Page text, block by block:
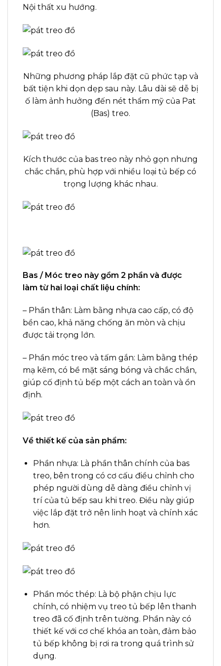
Nội thất xu hướng.
Những phương pháp lắp đặt cũ phức tạp và
bất tiện khi dọn dẹp sau này. Lâu dài sẽ dễ bị
ố làm ảnh hưởng đến nét thẩm mỹ của Pat
(Bas) treo.
Kích thước của bas treo này nhỏ gọn nhưng
chắc chắn, phù hợp với nhiều loại tủ bếp có
trọng lượng khác nhau.
Bas / Móc treo này gồm 2 phần và được
làm từ hai loại chất liệu chính:
– Phần thân: Làm bằng nhựa cao cấp, có độ
bền cao, khả năng chống ăn mòn và chịu
được tải trọng lớn.
– Phần móc treo và tấm gắn: Làm bằng thép
mạ kẽm, có bề mặt sáng bóng và chắc chắn,
giúp cố định tủ bếp một cách an toàn và ổn
định.
Về thiết kế của sản phẩm:
Phần nhựa: Là phần thân chính của bas
treo, bên trong có cơ cấu điều chỉnh cho
phép người dùng dễ dàng điều chỉnh vị
trí của tủ bếp sau khi treo. Điều này giúp
việc lắp đặt trở nên linh hoạt và chính xác
hơn.
Phần móc thép: Là bộ phận chịu lực
chính, có nhiệm vụ treo tủ bếp lên thanh
treo đã cố định trên tường. Phần này có
thiết kế với cơ chế khóa an toàn, đảm bảo
tủ bếp không bị rơi ra trong quá trình sử
dụng.